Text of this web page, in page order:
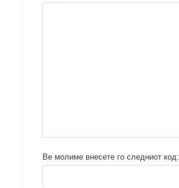
Ве молиме внесете го следниот код: